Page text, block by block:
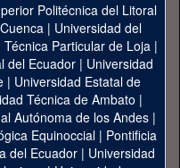
Politécnica del Litoral
| Universidad del
Técnica Particular de Loja|
del Ecuador| Universidad
| Universidad Estatal de
Técnica de Ambato |
Autónoma de los Andes|
Equinoccial| Pontificia
del Ecuador | Universidad